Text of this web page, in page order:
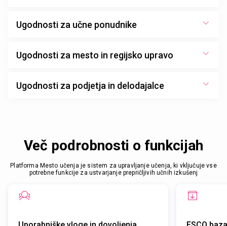
Ugodnosti za učne ponudnike
Ugodnosti za mesto in regijsko upravo
Ugodnosti za podjetja in delodajalce
Več podrobnosti o funkcijah
Platforma Mesto učenja je sistem za upravljanje učenja, ki vključuje vse
potrebne funkcije za ustvarjanje prepričljivih učnih izkušenj